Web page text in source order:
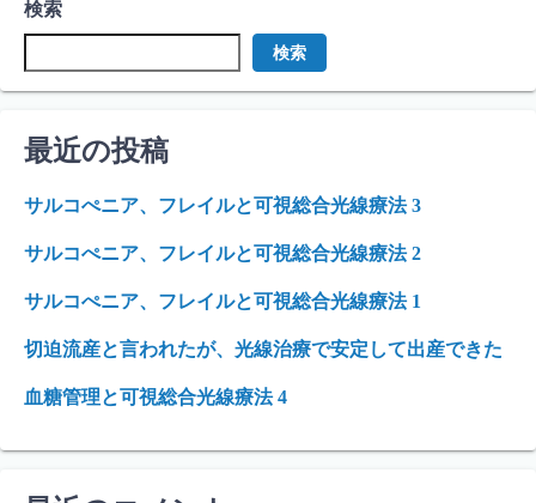
検索
検索
最近の投稿
サルコぺニア、フレイルと可視総合光線療法 3
サルコぺニア、フレイルと可視総合光線療法 2
サルコぺニア、フレイルと可視総合光線療法 1
切迫流産と言われたが、光線治療で安定して出産できた
血糖管理と可視総合光線療法 4